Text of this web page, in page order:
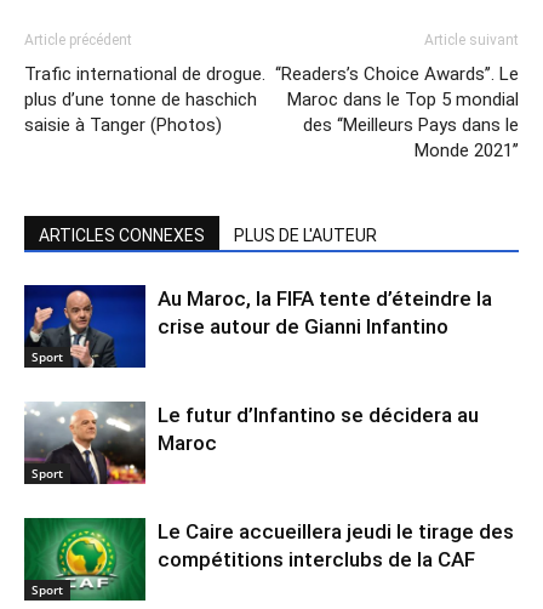
Article précédent
Trafic international de drogue.
plus d’une tonne de haschich
saisie à Tanger (Photos)
Article suivant
‘‘Readers’s Choice Awards’’. Le
Maroc dans le Top 5 mondial
des ‘‘Meilleurs Pays dans le
Monde 2021’’
ARTICLES CONNEXES PLUS DE L'AUTEUR
Sport
Au Maroc, la FIFA tente d’éteindre la
crise autour de Gianni Infantino
Sport
Le futur d’Infantino se décidera au
Maroc
Sport
Le Caire accueillera jeudi le tirage des
compétitions interclubs de la CAF